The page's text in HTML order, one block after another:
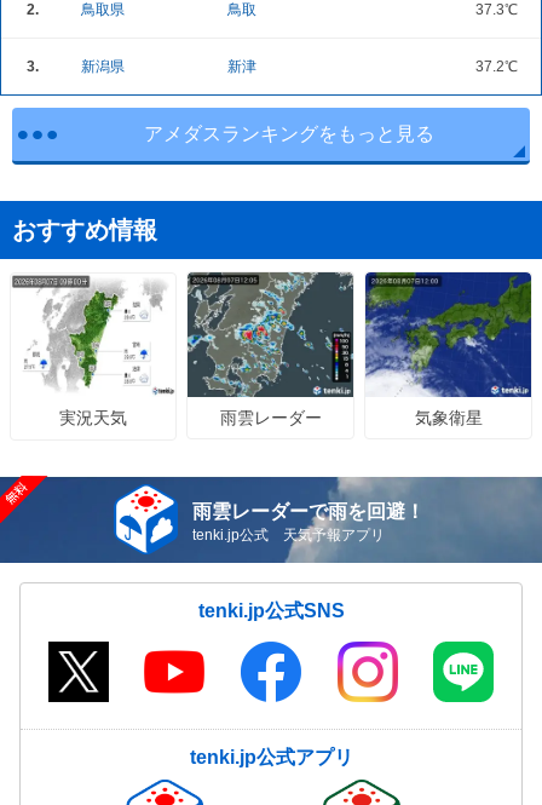
2. 鳥取県 鳥取 37.3℃
3. 新潟県 新津 37.2℃
アメダスランキングをもっと見る
おすすめ情報
実況天気 雨雲レーダー 気象衛星
雨雲レーダーで雨を回避！
tenki.jp公式 天気予報アプリ
tenki.jp公式SNS
tenki.jp公式アプリ